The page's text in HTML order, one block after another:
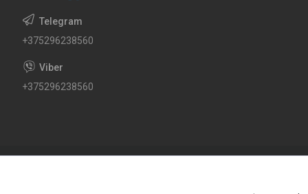
+375296238560
+375296238560